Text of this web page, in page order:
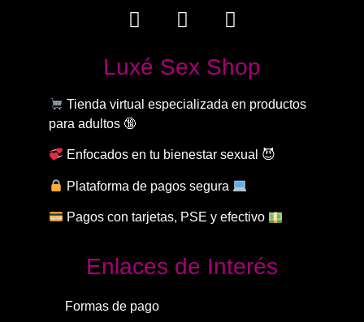
Luxé Sex Shop
Tienda virtual especializada en productos
para adultos 🔞
Enfocados en tu bienestar sexual 😈
Plataforma de pagos segura
Pagos con tarjetas, PSE y efectivo
Enlaces de Interés
Formas de pago